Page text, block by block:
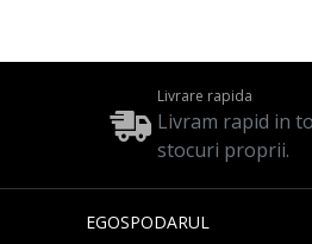
Livrare rapida
Livram rapid in
stocuri proprii.
EGOSPODARUL